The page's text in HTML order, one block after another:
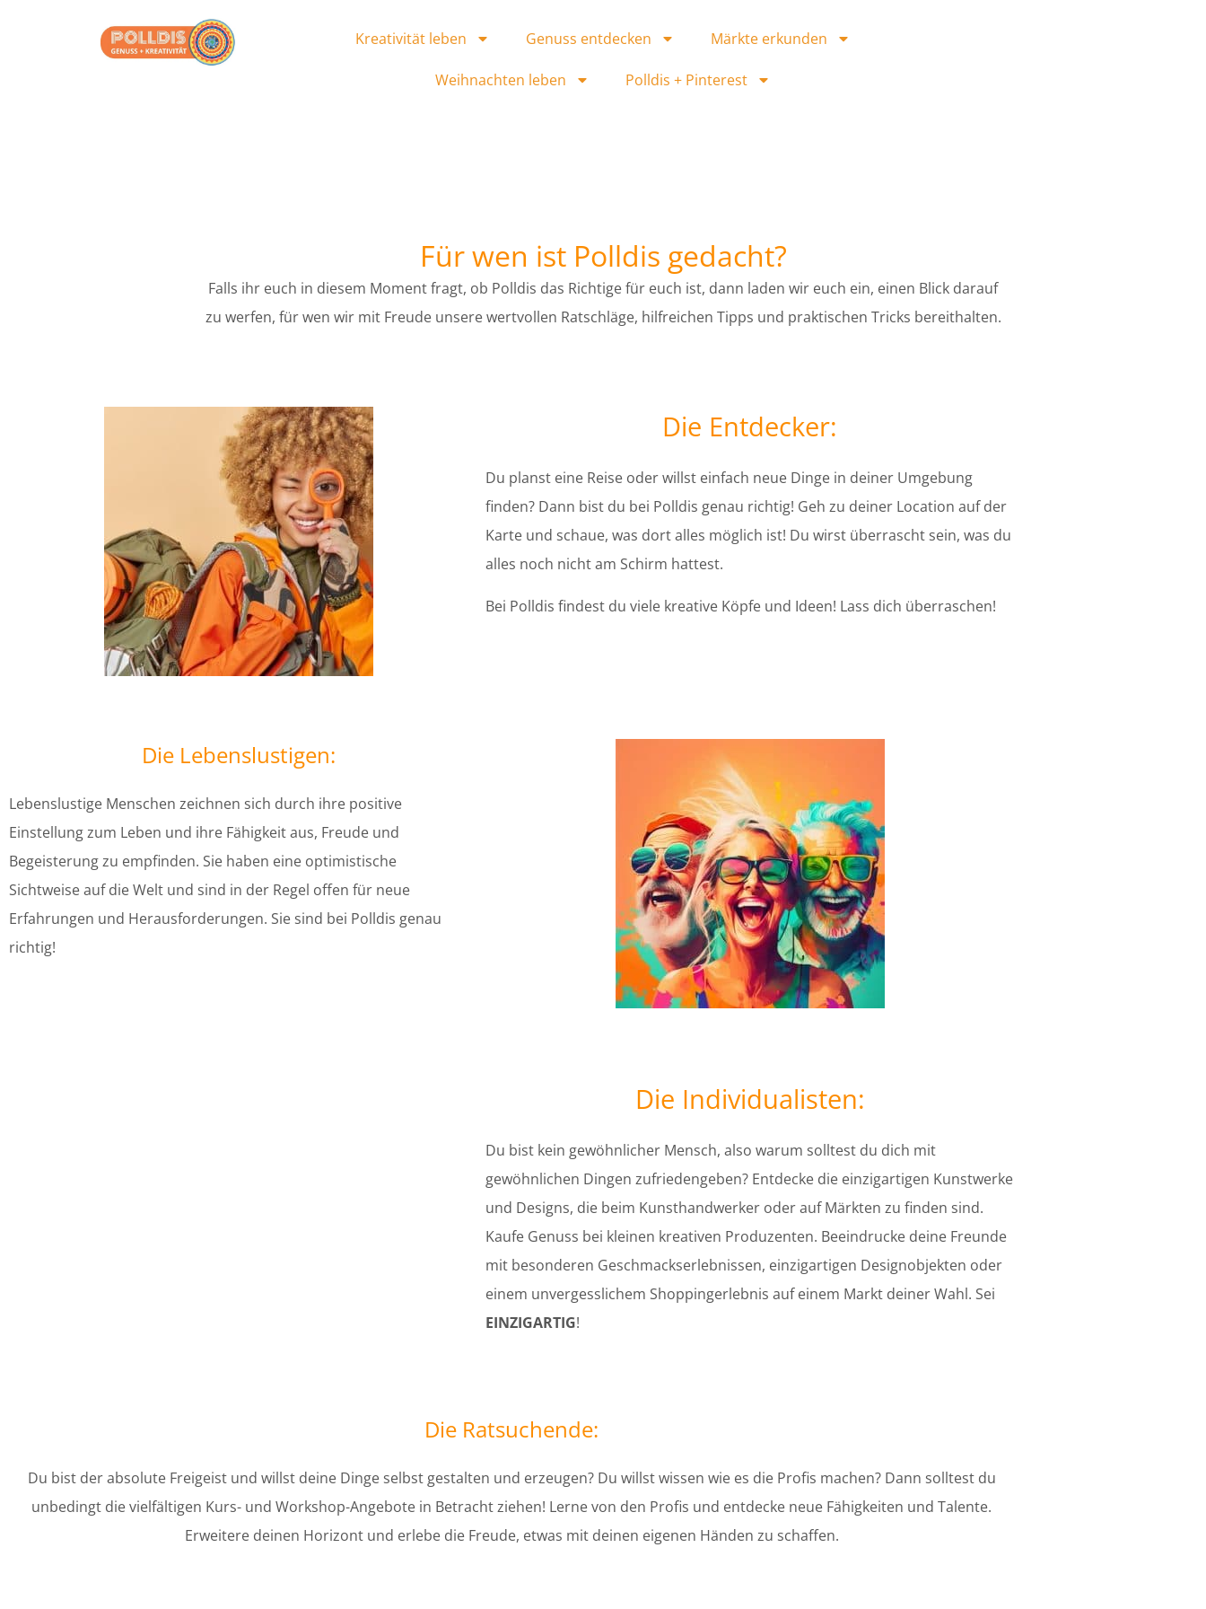
Kreativität leben Genuss entdecken Märkte erkunden
Weihnachten leben Polldis + Pinterest
Für wen ist Polldis gedacht?
Falls ihr euch in diesem Moment fragt, ob Polldis das Richtige für euch ist, dann laden wir euch ein, einen Blick darauf
zu werfen, für wen wir mit Freude unsere wertvollen Ratschläge, hilfreichen Tipps und praktischen Tricks bereithalten.
Die Entdecker:
Du planst eine Reise oder willst einfach neue Dinge in deiner Umgebung
finden? Dann bist du bei Polldis genau richtig! Geh zu deiner Location auf der
Karte und schaue, was dort alles möglich ist! Du wirst überrascht sein, was du
alles noch nicht am Schirm hattest.
Bei Polldis findest du viele kreative Köpfe und Ideen! Lass dich überraschen!
Die Lebenslustigen:
Lebenslustige Menschen zeichnen sich durch ihre positive
Einstellung zum Leben und ihre Fähigkeit aus, Freude und
Begeisterung zu empfinden. Sie haben eine optimistische
Sichtweise auf die Welt und sind in der Regel offen für neue
Erfahrungen und Herausforderungen. Sie sind bei Polldis genau
richtig!
Die Individualisten:
Du bist kein gewöhnlicher Mensch, also warum solltest du dich mit
gewöhnlichen Dingen zufriedengeben? Entdecke die einzigartigen Kunstwerke
und Designs, die beim Kunsthandwerker oder auf Märkten zu finden sind.
Kaufe Genuss bei kleinen kreativen Produzenten. Beeindrucke deine Freunde
mit besonderen Geschmackserlebnissen, einzigartigen Designobjekten oder
einem unvergesslichem Shoppingerlebnis auf einem Markt deiner Wahl. Sei
EINZIGARTIG!
Die Ratsuchende:
Du bist der absolute Freigeist und willst deine Dinge selbst gestalten und erzeugen? Du willst wissen wie es die Profis machen? Dann solltest du
unbedingt die vielfältigen Kurs- und Workshop-Angebote in Betracht ziehen! Lerne von den Profis und entdecke neue Fähigkeiten und Talente.
Erweitere deinen Horizont und erlebe die Freude, etwas mit deinen eigenen Händen zu schaffen.